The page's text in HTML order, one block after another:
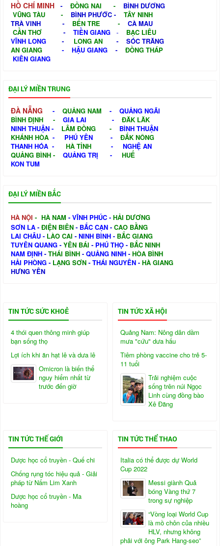
HỒ CHÍ MINH - ĐỒNG NAI - BÌNH DƯƠNG
VŨNG TÀU - BÌNH PHƯỚC - TÂY NINH
TRÀ VINH - BẾN TRE - CÀ MAU
CẦN THƠ - TIỀN GIANG - BẠC LIÊU
VĨNH LONG
- LONG AN - SÓC TRĂNG
AN GIANG
- HẬU GIANG -
ĐỒNG THÁP
KIÊN GIANG
ĐẠI LÝ MIỀN TRUNG
ĐÀ NẴNG - QUẢNG NAM - QUẢNG NGÃI
BÌNH ĐỊNH
- GIA LAI - ĐĂK LĂK
NINH THUẬN - LÂM ĐỒNG - BÌNH THUẬN
KHÁNH HÒA - PHÚ YÊN -
ĐẮK NÔNG
THANH HÓA - HÀ TỈNH -
NGHỆ AN
QUẢNG BÌNH - QUẢNG TRỊ -
HUẾ
KON TUM
ĐẠI LÝ MIỀN BẮC
HÀ NỘI - HÀ NAM - VĨNH PHÚC - HẢI DƯƠNG
SƠN LA - ĐIỆN BIÊN - BẮC CẠN - CAO BẰNG
LAI CHÂU - LÀO CAI - NINH BÌNH - BẮC GIANG
TUYÊN QUANG - YÊN BÁI - PHÚ THỌ - BẮC NINH
NAM ĐỊNH - THÁI BÌNH - QUẢNG NINH - HÒA BÌNH
HẢI PHÒNG - LẠNG SƠN - THÁI NGUYÊN - HÀ GIANG
HƯNG YÊN
TIN TỨC SỨC KHOẺ
4 thói quen thông minh giúp
bạn sống thọ
Lợi ích khi ăn hạt lê và dưa lê
Omicron là biến thể
nguy hiểm nhất từ
trước đến giờ
TIN TỨC XÃ HỘI
Quảng Nam: Nông dân dầm
mưa "cứu" dưa hấu
Tiêm phòng vaccine cho trẻ 5-
11 tuổi
Trải nghiệm cuộc
sống trên núi Ngọc
Linh cùng đồng bào
Xê Đăng
TIN TỨC THẾ GIỚI
Dược học cổ truyền - Quế chi
Chống rụng tóc hiệu quả - Giải
pháp từ Nấm Lim Xanh
Dược học cổ truyền - Ma
hoàng
TIN TỨC THỂ THAO
Italia có thể được dự World
Cup 2022
Messi giành Quả
bóng Vàng thứ 7
trong sự nghiệp
“Vòng loại World Cup
là mồ chôn của nhiều
HLV, nhưng không
phải với ông Park Hang-seo”